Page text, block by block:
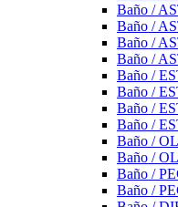
Baño /
Baño /
Baño /
Baño /
Baño /
Baño /
Baño /
Baño /
Baño /
Baño /
Baño /
Baño /